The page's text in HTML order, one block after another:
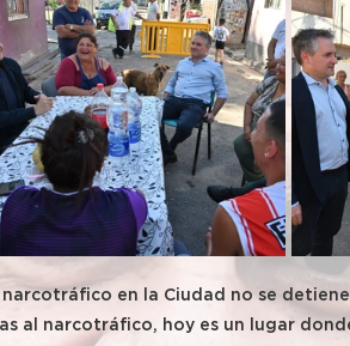
en la Ciudad no se
al narcotráfico, hoy es un lugar